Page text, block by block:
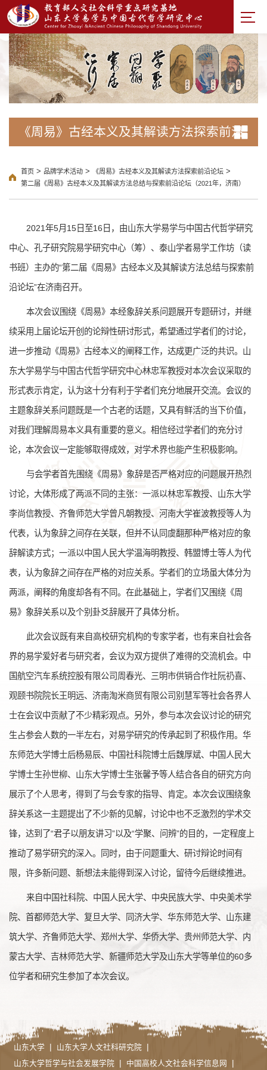
《周易》古经本义及其解读方法探索前沿
首页 > 品牌学术活动 > 《周易》古经本义及其解读方法探索前沿论坛 >
第二届《周易》古经本义及其解读方法总结与探索前沿论坛（2021年，济南）
2021年5月15日至16日，由山东大学易学与中国古代哲学研究
中心、孔子研究院易学研究中心（筹）、泰山学者易学工作坊（读
书班）主办的“第二届《周易》古经本义及其解读方法总结与探索前
沿论坛”在济南召开。
本次会议围绕《周易》本经象辞关系问题展开专题研讨，并继
续采用上届论坛开创的论辩性研讨形式，希望通过学者们的讨论，
进一步推动《周易》古经本义的阐释工作，达成更广泛的共识。山
东大学易学与中国古代哲学研究中心林忠军教授对本次会议采取的
形式表示肯定，认为这十分有利于学者们充分地展开交流。会议的
主题象辞关系问题既是一个古老的话题，又具有鲜活的当下价值，
对我们理解周易本义具有重要的意义。相信经过学者们的充分讨
论，本次会议一定能够取得成效，对学术界也能产生积极影响。
与会学者首先围绕《周易》象辞是否严格对应的问题展开热烈
讨论，大体形成了两派不同的主张：一派以林忠军教授、山东大学
李尚信教授、齐鲁师范大学曾凡朝教授、河南大学崔波教授等人为
代表，认为象辞之间存在关联，但并不认同虞翻那种严格对应的象
辞解读方式；一派以中国人民大学温海明教授、韩盟博士等人为代
表，认为象辞之间存在严格的对应关系。学者们的立场虽大体分为
两派，阐释的角度却各有不同。在此基础上，学者们又围绕《周
易》象辞关系以及个别卦爻辞展开了具体分析。
此次会议既有来自高校研究机构的专家学者，也有来自社会各
界的易学爱好者与研究者，会议为双方提供了难得的交流机会。中
国航空汽车系统控股有限公司周春光、三明市供销合作社阮礽喜、
观颐书院院长王明远、济南淘米商贸有限公司别慧军等社会各界人
士在会议中贡献了不少精彩观点。另外，参与本次会议讨论的研究
生占参会人数的一半左右，对易学研究的传承起到了积极作用。华
东师范大学博士后杨易辰、中国社科院博士后魏厚斌、中国人民大
学博士生孙世柳、山东大学博士生张馨予等人结合各自的研究方向
展示了个人思考，得到了与会专家的指导、肯定。本次会议围绕象
辞关系这一主题提出了不少新的见解，讨论中也不乏激烈的学术交
锋，达到了“君子以朋友讲习”以及“学聚、问辨”的目的，一定程度上
推动了易学研究的深入。同时，由于问题重大、研讨辩论时间有
限，许多新问题、新想法未能得到深入讨论，留待今后继续推进。
来自中国社科院、中国人民大学、中央民族大学、中央美术学
院、首都师范大学、复旦大学、同济大学、华东师范大学、山东建
筑大学、齐鲁师范大学、郑州大学、华侨大学、贵州师范大学、内
蒙古大学、吉林师范大学、新疆师范大学及山东大学等单位的60多
位学者和研究生参加了本次会议。
山东大学 | 山东大学人文社科研究院 |
山东大学哲学与社会发展学院 | 中国高校人文社会科学信息网 |